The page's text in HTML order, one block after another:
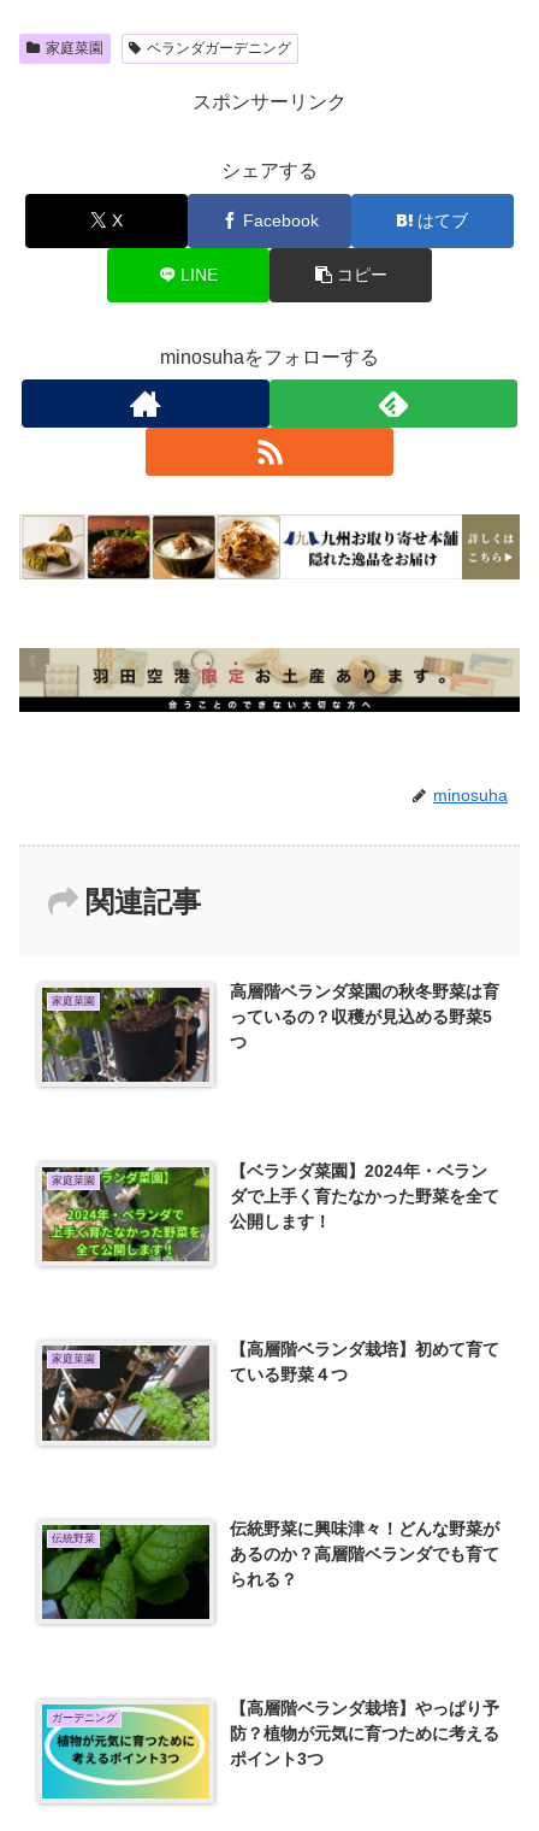
家庭菜園 ベランダガーデニング
スポンサーリンク
シェアする
X Facebook はてブ
LINE コピー
minosuhaをフォローする
minosuha
関連記事
家庭菜園
高層階ベランダ菜園の秋冬野菜は育
っているの？収穫が見込める野菜5
つ
家庭菜園
【ベランダ菜園】2024年・ベラン
ダで上手く育たなかった野菜を全て
公開します！
家庭菜園
【高層階ベランダ栽培】初めて育て
ている野菜４つ
伝統野菜
伝統野菜に興味津々！どんな野菜が
あるのか？高層階ベランダでも育て
られる？
ガーデニング
【高層階ベランダ栽培】やっぱり予
防？植物が元気に育つために考える
ポイント3つ